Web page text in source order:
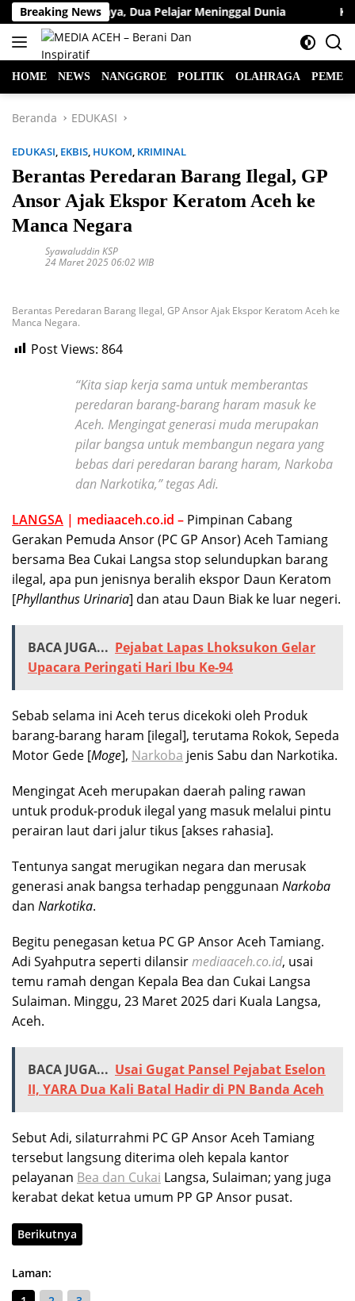
Langsung
ke
konten
Breaking News
di Jalan Raya, Dua Pelajar Meninggal Dunia
HOME NEWS NANGGROE POLITIK OLAHRAGA
Beranda EDUKASI
EDUKASI, EKBIS, HUKOM, KRIMINAL
Berantas Peredaran Barang Ilegal, GP
Ansor Ajak Ekspor Keratom Aceh ke
Manca Negara
Syawaluddin KSP
24 Maret 2025 06:02 WIB
Berantas Peredaran Barang Ilegal, GP Ansor Ajak Ekspor Keratom Aceh ke
Manca Negara.
Post Views: 864
“Kita siap kerja sama untuk memberantas
peredaran barang-barang haram masuk ke
Aceh. Mengingat generasi muda merupakan
pilar bangsa untuk membangun negara yang
bebas dari peredaran barang haram, Narkoba
dan Narkotika,” tegas Adi.
LANGSA | mediaaceh.co.id – Pimpinan Cabang
Gerakan Pemuda Ansor (PC GP Ansor) Aceh Tamiang
bersama Bea Cukai Langsa stop selundupkan barang
ilegal, apa pun jenisnya beralih ekspor Daun Keratom
[Phyllanthus Urinaria] dan atau Daun Biak ke luar negeri.
BACA JUGA... Pejabat Lapas Lhoksukon Gelar
Upacara Peringati Hari Ibu Ke-94
Sebab selama ini Aceh terus dicekoki oleh Produk
barang-barang haram [ilegal], terutama Rokok, Sepeda
Motor Gede [Moge], Narkoba jenis Sabu dan Narkotika.
Mengingat Aceh merupakan daerah paling rawan
untuk produk-produk ilegal yang masuk melalui pintu
perairan laut dari jalur tikus [akses rahasia].
Tentunya sangat merugikan negara dan merusak
generasi anak bangsa terhadap penggunaan Narkoba
dan Narkotika.
Begitu penegasan ketua PC GP Ansor Aceh Tamiang.
Adi Syahputra seperti dilansirmediaaceh.co.id, usai
temu ramah dengan Kepala Bea dan Cukai Langsa
Sulaiman. Minggu, 23 Maret 2025 dari Kuala Langsa,
Aceh.
BACA JUGA... Usai Gugat Pansel Pejabat Eselon
II, YARA Dua Kali Batal Hadir di PN Banda Aceh
Sebut Adi, silaturrahmi PC GP Ansor Aceh Tamiang
tersebut langsung diterima oleh kepala kantor
pelayanan Bea dan Cukai Langsa, Sulaiman; yang juga
kerabat dekat ketua umum PP GP Ansor pusat.
Berikutnya
Laman: